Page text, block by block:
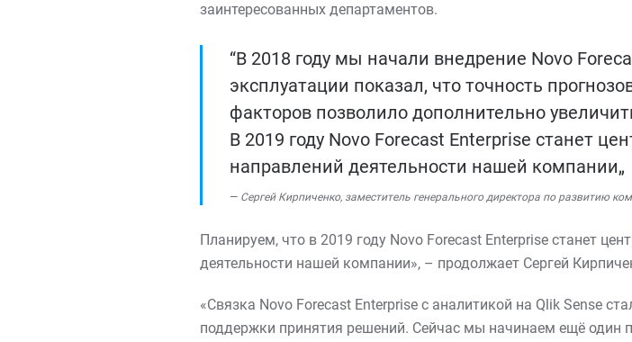
заинтересованных департаментов.
“В 2018 году мы начали внедрение Novo
эксплуатации показал, что точность
факторов позволило дополнительно
В 2019 году Novo Forecast Enterprise станет
направлений деятельности нашей компании„
Сергей Кирпиченко, заместитель генерального директора по развитию
Планируем, что в 2019 году Novo Forecast Enterprise станет
деятельности нашей компании», – продолжает Сергей
«Связка Novo Forecast Enterprise c аналитикой на Qlik Sense
поддержки принятия решений. Сейчас мы начинаем ещё один